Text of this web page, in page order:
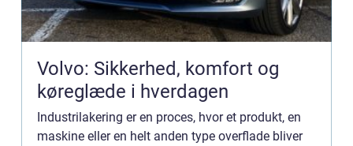
Volvo: Sikkerhed, komfort og
køreglæde i hverdagen
Industrilakering er en proces, hvor et produkt, en
maskine eller en helt anden type overflade bliver